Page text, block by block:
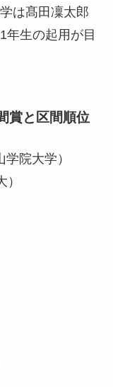
は髙田凜太郎
年生の起用が目
賞と区間順位
院大学）